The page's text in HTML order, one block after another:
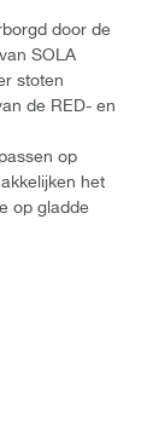
door de
SOLA
stoten
de RED- en
op
het
op gladde